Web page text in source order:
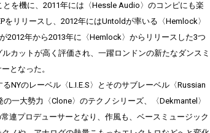
を機に、2011年には〈Hessle Audio〉のコンピにも楽
をリリースし、2012年にはUntoldが率いる〈Hemlock〉
2012年から2013年に〈Hemlock〉からリリースした3つ
カットが高く評価され、一躍ロンドンの新たなダンスミ
となった。
NYのレーベル〈L.I.E.S〉とそのサブレーベル〈Russian
一大勢力〈Clone〉のテクノシリーズ、〈Dekmantel〉
連プロデューサーとなり、作風も、ベースミュージック